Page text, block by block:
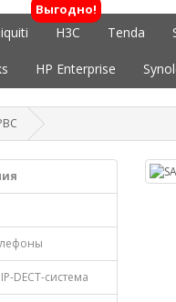
Выгодно!
H3C Tenda
HP Enterprise
DECT-система